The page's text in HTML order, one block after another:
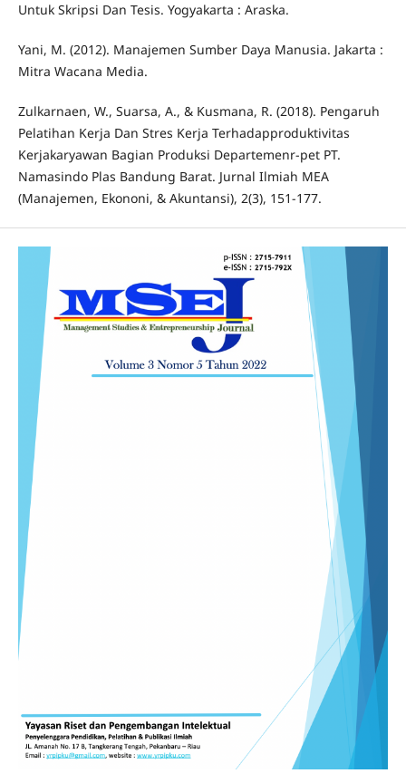
Untuk Skripsi Dan Tesis. Yogyakarta : Araska.
Yani, M. (2012). Manajemen Sumber Daya Manusia. Jakarta :
Mitra Wacana Media.
Zulkarnaen, W., Suarsa, A., & Kusmana, R. (2018). Pengaruh
Pelatihan Kerja Dan Stres Kerja Terhadapproduktivitas
Kerjakaryawan Bagian Produksi Departemenr-pet PT.
Namasindo Plas Bandung Barat. Jurnal Ilmiah MEA
(Manajemen, Ekononi, & Akuntansi), 2(3), 151-177.